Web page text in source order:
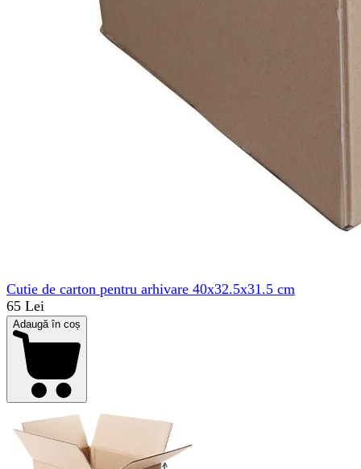
Cutie de carton pentru arhivare 40x32.5x31.5 cm
65 Lei
Adaugă în coș